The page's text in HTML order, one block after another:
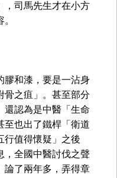
，司馬先生才在小方
膠和漆，要是一沾身
骨之疽」。甚至部分
還認為是中醫「生命
至也出了鐵桿「衛道
行值得懷疑」之後
，全國中醫討伐之聲
論了兩年多，弄得章